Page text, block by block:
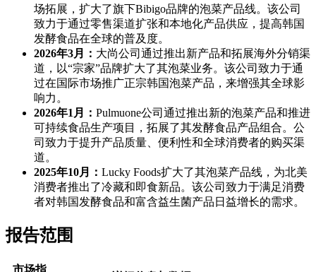
场拓展，扩大了旗下Bibigo品牌的泡菜产品线。该公司
致力于通过零售渠道扩张和本地化产品供应，提高韩国
发酵食品在全球的普及度。
2026年3月： 大尚公司通过推出新产品和拓展海外分销渠
道，以“宗家”品牌扩大了其泡菜业务。该公司致力于通
过在国际市场推广正宗韩国泡菜产品，来增强其全球影
响力。
2026年1月： Pulmuone公司通过推出新的泡菜产品和推进
可持续食品生产项目，拓展了其发酵食品产品组合。公
司致力于提升产品质量、便利性和全球消费者的购买渠
道。
2025年10月： Lucky Foods扩大了其泡菜产品线，为北美
消费者推出了冷藏和即食新品。该公司致力于满足消费
者对韩国发酵食品和富含益生菌产品日益增长的需求。
报告范围
市场指